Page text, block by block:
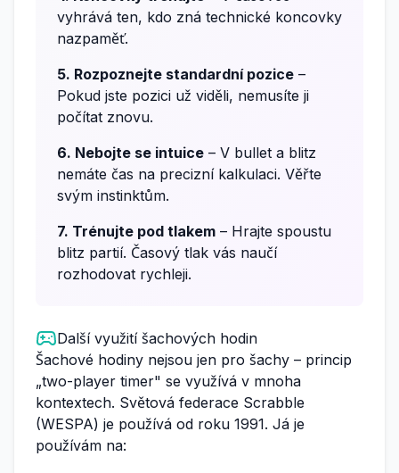
vyhrává ten, kdo zná technické koncovky
nazpaměť.
5. Rozpoznejte standardní pozice –
Pokud jste pozici už viděli, nemusíte ji
počítat znovu.
6. Nebojte se intuice – V bullet a blitz
nemáte čas na precizní kalkulaci. Věřte
svým instinktům.
7. Trénujte pod tlakem – Hrajte spoustu
blitz partií. Časový tlak vás naučí
rozhodovat rychleji.
Další využití šachových hodin
Šachové hodiny nejsou jen pro šachy – princip
„two-player timer" se využívá v mnoha
kontextech. Světová federace Scrabble
(WESPA) je používá od roku 1991. Já je
používám na: